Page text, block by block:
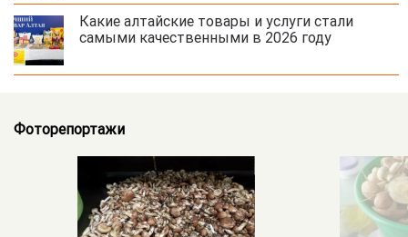
Какие алтайские товары и услуги стали
самыми качественными в 2026 году
Фоторепортажи